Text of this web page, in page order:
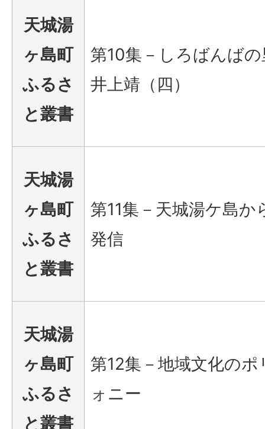
天城湯
ヶ島町
ふるさ
と叢書
第10集－しろばんば
井上靖（四）
天城湯
ヶ島町
ふるさ
と叢書
第11集－天城湯ケ島か
発信
天城湯
ヶ島町
ふるさ
と叢書
第12集－地域文化のポ
ォニー